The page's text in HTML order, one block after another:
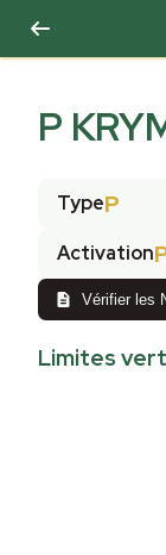
P
TypeP
Activation
Vérifier les
Limites